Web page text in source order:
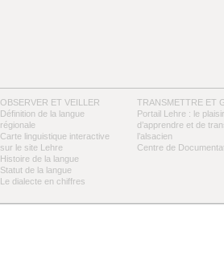
OBSERVER ET VEILLER
Définition de la langue
régionale
Carte linguistique interactive
sur le site Lehre
Histoire de la langue
Statut de la langue
Le dialecte en chiffres
TRANSMETTRE ET
Portail Lehre : le plaisir
d’apprendre et de
l’alsacien
Centre de